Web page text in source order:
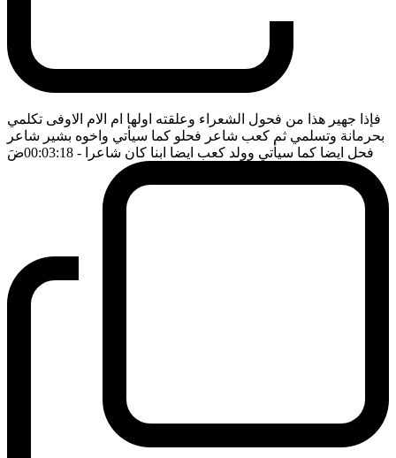
فإذا جهير هذا من فحول الشعراء وعلقته اولها ام الام الاوفى تكلمي
بحرمانة وتسلمي ثم كعب شاعر فحلو كما سيأتي واخوه بشير شاعر
فحل ايضا كما سيأتي وولد كعب ايضا ابنا كان شاعرا - 00:03:18 ضَ